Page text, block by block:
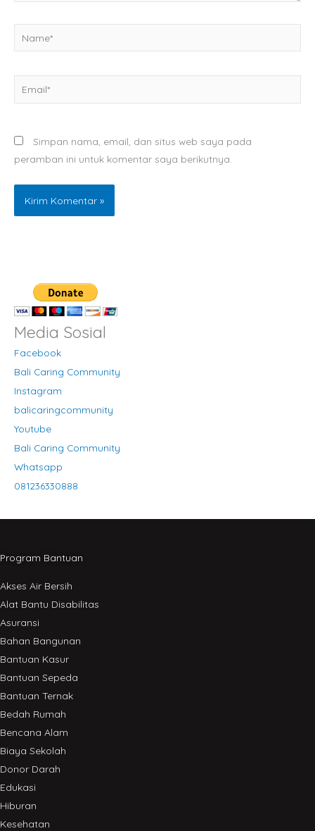
Simpan nama, email, dan situs web saya pada
peramban ini untuk komentar saya berikutnya.
Media Sosial
Facebook
Bali Caring Community
Instagram
balicaringcommunity
Youtube
Bali Caring Community
Whatsapp
081236330888
Program Bantuan
Akses Air Bersih
Alat Bantu Disabilitas
Asuransi
Bahan Bangunan
Bantuan Kasur
Bantuan Sepeda
Bantuan Ternak
Bedah Rumah
Bencana Alam
Biaya Sekolah
Donor Darah
Edukasi
Hiburan
Kesehatan